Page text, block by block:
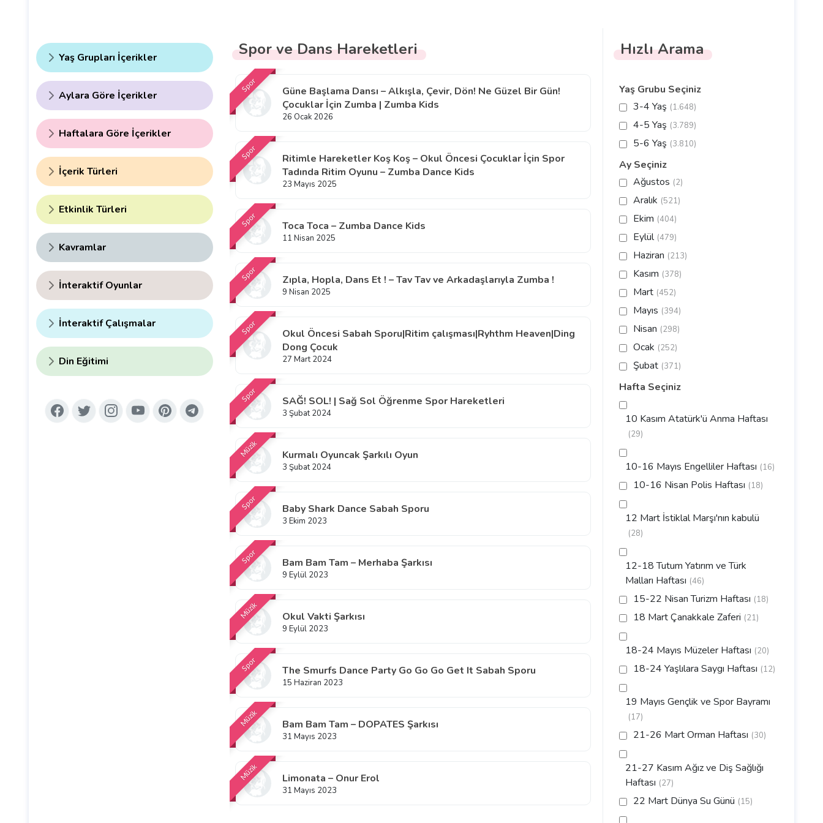
Yaş Grupları İçerikler
Aylara Göre İçerikler
Haftalara Göre İçerikler
İçerik Türleri
Etkinlik Türleri
Kavramlar
İnteraktif Oyunlar
İnteraktif Çalışmalar
Din Eğitimi
Spor ve Dans Hareketleri
Spor
Güne Başlama Dansı – Alkışla, Çevir, Dön! Ne Güzel Bir Gün!
Çocuklar İçin Zumba | Zumba Kids
26 Ocak 2026
Spor
Ritimle Hareketler Koş Koş – Okul Öncesi Çocuklar İçin Spor
Tadında Ritim Oyunu – Zumba Dance Kids
23 Mayıs 2025
Spor Toca Toca – Zumba Dance Kids
11 Nisan 2025
Spor Zıpla, Hopla, Dans Et ! – Tav Tav ve Arkadaşlarıyla Zumba !
9 Nisan 2025
Spor
Okul Öncesi Sabah Sporu|Ritim çalışması|Ryhthm Heaven|Ding
Dong Çocuk
27 Mart 2024
Spor SAĞ! SOL! | Sağ Sol Öğrenme Spor Hareketleri
3 Şubat 2024
Müzik Kurmalı Oyuncak Şarkılı Oyun
3 Şubat 2024
Spor Baby Shark Dance Sabah Sporu
3 Ekim 2023
Spor Bam Bam Tam – Merhaba Şarkısı
9 Eylül 2023
Müzik Okul Vakti Şarkısı
9 Eylül 2023
Spor The Smurfs Dance Party Go Go Go Get It Sabah Sporu
15 Haziran 2023
Müzik Bam Bam Tam – DOPATES Şarkısı
31 Mayıs 2023
Müzik Limonata – Onur Erol
31 Mayıs 2023
Hızlı Arama
Yaş Grubu Seçiniz
3-4 Yaş (1.648)
4-5 Yaş (3.789)
5-6 Yaş (3.810)
Ay Seçiniz
Ağustos (2)
Aralık (521)
Ekim (404)
Eylül (479)
Haziran (213)
Kasım (378)
Mart (452)
Mayıs (394)
Nisan (298)
Ocak (252)
Şubat (371)
Hafta Seçiniz
10 Kasım Atatürk'ü Anma Haftası
(29)
10-16 Mayıs Engelliler Haftası (16)
10-16 Nisan Polis Haftası (18)
12 Mart İstiklal Marşı'nın kabulü
(28)
12-18 Tutum Yatırım ve Türk
Malları Haftası (46)
15-22 Nisan Turizm Haftası (18)
18 Mart Çanakkale Zaferi (21)
18-24 Mayıs Müzeler Haftası (20)
18-24 Yaşlılara Saygı Haftası (12)
19 Mayıs Gençlik ve Spor Bayramı
(17)
21-26 Mart Orman Haftası (30)
21-27 Kasım Ağız ve Diş Sağlığı
Haftası (27)
22 Mart Dünya Su Günü (15)